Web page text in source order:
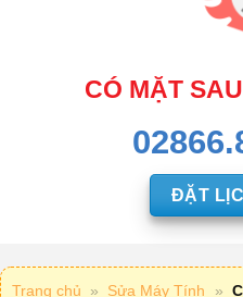
CÓ MẶT
ĐẶT
Trang chủ » Sửa Máy Tính »